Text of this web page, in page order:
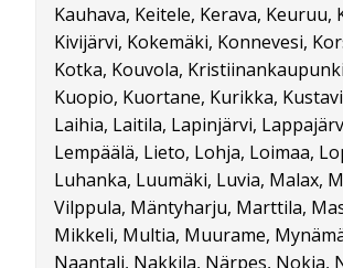
Kauhava, Keitele, Kerava, Keuruu,
Kivijärvi, Kokemäki, Konnevesi,
Kotka, Kouvola,
Kuopio, Kuortane, Kurikka,
Laihia, Laitila, Lapinjärvi,
Lempäälä, Lieto, Lohja, Loimaa,
Luhanka, Luumäki, Luvia, Malax,
Vilppula, Mäntyharju, Marttila,
Mikkeli, Multia, Muurame,
Naantali, Nakkila, Närpes, Nokia,